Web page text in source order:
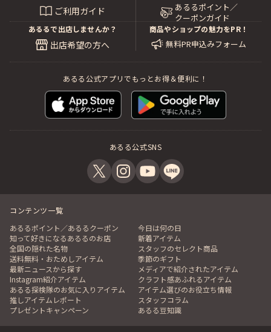
ご利用ガイド
あるるポイント／
クーポンガイド
あるるで出店しませんか？
出店希望の方へ
商品やショップの魅力をPR！
無料PR申込みフォーム
あるる公式アプリでもっとお得＆便利に！
あるる公式SNS
コンテンツ一覧
あるるポイント／あるるクーポン
今日は何の日
知って好きになるあるるのお店
新着アイテム
全国の隠れた名物
スタッフのセレクト商品
送料無料・おためしアイテム
季節のギフト
最新ニュースから探す
メディアで紹介されたアイテム
Instagram紹介アイテム
クラフト感あふれるアイテム
あるる探検隊のお気に入りアイテム
アイテム選びのお役立ち情報
推しアイテムレポート
スタッフコラム
プレゼントキャンペーン
あるる豆知識